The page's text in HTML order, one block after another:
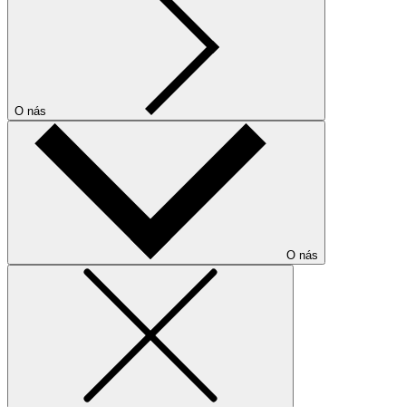
O nás
O nás